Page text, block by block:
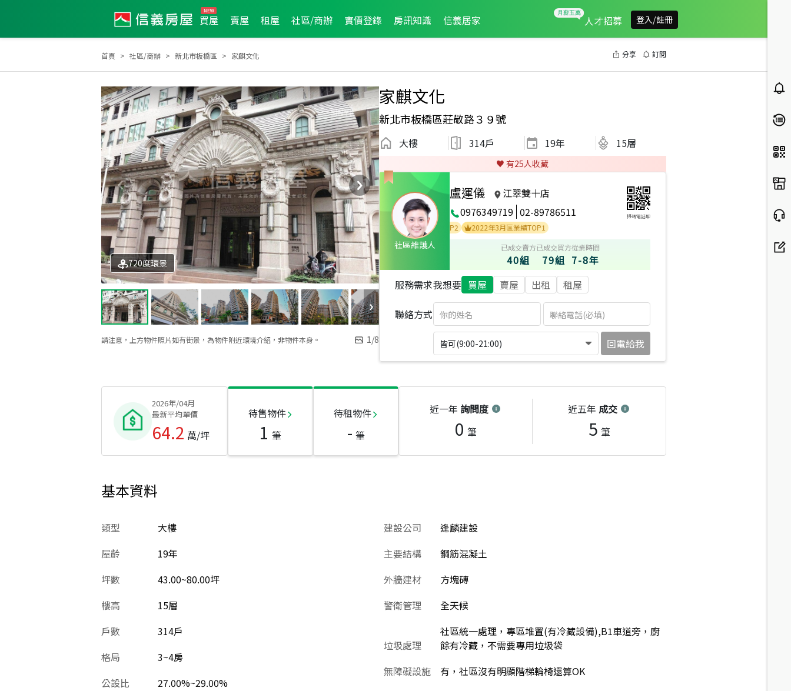
買屋 賣屋 租屋 社區/商辦 實價登錄 房訊知識 信義居家 人才招募 登入/註冊
首頁 社區/商辦 新北市板橋區 家麒文化 分享 訂閱
請注意，上方物件照片如有街景，為物件附近環境介紹，非物件本身。 1/8
720度環景
家麒文化
新北市板橋區莊敬路３９號
大樓 314戶 19年 15層
♥️ 有25人收藏
社區維護人
盧運儀
江翠雙十店
0976349719 02-89786511 掃碼電話聊
2026年第2季度服務品質獎 2023年業績破千萬經紀人員 2022年7月區業績TOP2 2022年6月區業績TOP2
2022年3月區業績TOP1
已成交賣方
40組
已成交買方
79組
從業時間
7-8年
服務需求我想要 買屋 賣屋 出租 租屋
聯絡方式
皆可(9:00-21:00) 回電給我
2026年/04月
最新平均單價
64.2 萬/坪
待售物件
1 筆
待租物件
- 筆
近一年 詢問度
0 筆
近五年 成交
5 筆
基本資料
類型
大樓
屋齡
19年
坪數
43.00~80.00坪
樓高
15層
戶數
314戶
格局
3~4房
公設比
27.00%~29.00%
建設公司
逢麟建設
主要結構
鋼筋混凝土
外牆建材
方塊磚
警衛管理
全天候
垃圾處理
社區統一處理，專區堆置(有冷藏設備),B1車道旁，廚
餘有冷藏，不需要專用垃圾袋
無障礙設施
有，社區沒有明顯階梯輪椅還算OK